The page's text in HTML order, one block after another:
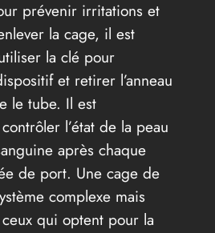
prévenir irritations et
la cage, il est
la clé pour
et retirer l’anneau
le tube. Il est
l’état de la peau
après chaque
de port. Une cage de
complexe mais
qui optent pour la